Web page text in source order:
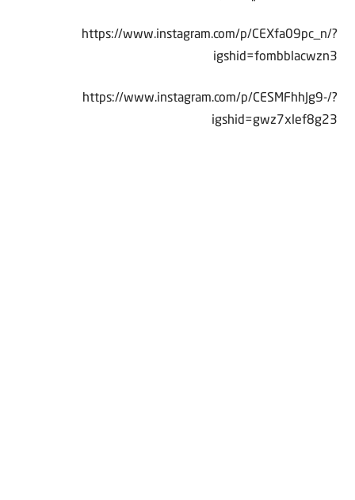
https://www.instagram.com/p/CEXfa09pc_n/?
igshid=fombblacwzn3
https://www.instagram.com/p/CESMFhhJg9-/?
igshid=gwz7xlef8g23